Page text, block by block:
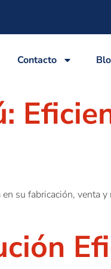
Contacto
su fabricación, venta